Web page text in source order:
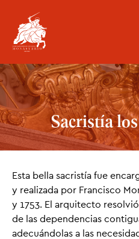
Sacristía
Esta bella sacristía fue
y realizada por Francisco
y 1753. El arquitecto
de las dependencias
adecuándolas a las